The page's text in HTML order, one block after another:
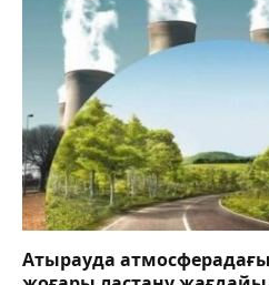
Атырауда атмосферадағы